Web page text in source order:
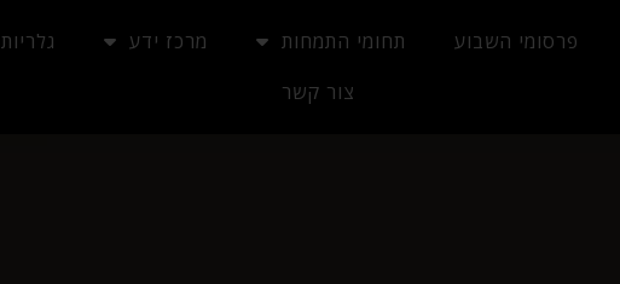
פרסומי השבוע תחומי התמחות מרכז ידע גלריות
צור קשר